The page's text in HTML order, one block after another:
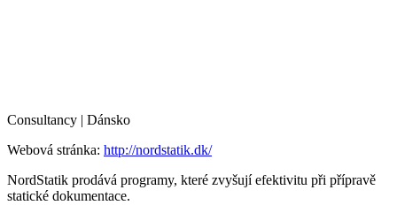
Consultancy | Dánsko
Webová stránka: http://nordstatik.dk/
NordStatik prodává programy, které zvyšují efektivitu při přípravě
statické dokumentace.